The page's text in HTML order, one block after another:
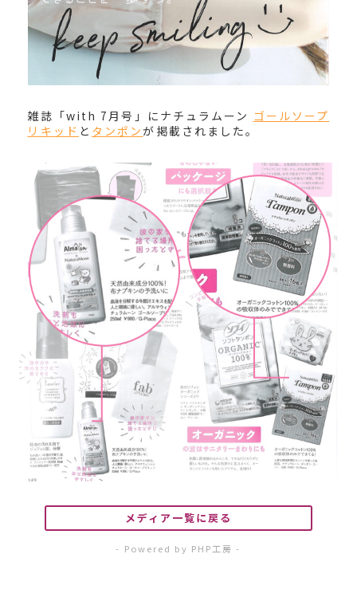
雑誌「with 7月号」にナチュラムーン ゴールソープ
リキッド と タンポンが掲載されました。
メディア一覧に戻る
- Powered by PHP工房 -